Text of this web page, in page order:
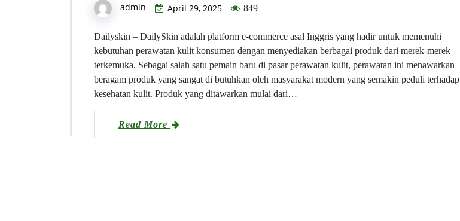
admin April 29, 2025 849
Dailyskin – DailySkin adalah platform e-commerce asal Inggris yang hadir untuk memenuhi
kebutuhan perawatan kulit konsumen dengan menyediakan berbagai produk dari merek-merek
terkemuka. Sebagai salah satu pemain baru di pasar perawatan kulit, perawatan ini menawarkan
beragam produk yang sangat di butuhkan oleh masyarakat modern yang semakin peduli terhadap
kesehatan kulit. Produk yang ditawarkan mulai dari…
Read More